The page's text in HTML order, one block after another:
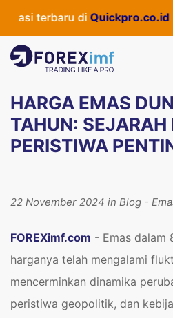
diQuickpro.co.id
HARGA EMAS
TAHUN: SEJARAH
PERISTIWA
22 November 2024 in Blog -
FOREXimf.com - Emas dalam
harganya telah mengalami
mencerminkan dinamika
peristiwa geopolitik, dan